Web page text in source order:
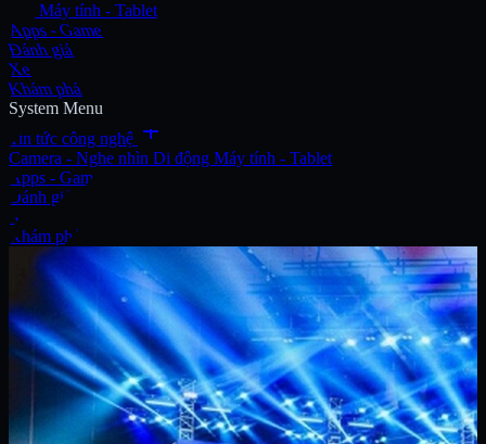
Máy tính - Tablet
Apps - Game
Đánh giá
Xe
Khám phá
System Menu
Tin tức công nghệ add
Camera - Nghe nhìn Di động Máy tính - Tablet
Apps - Game
Đánh giá
Xe
Khám phá